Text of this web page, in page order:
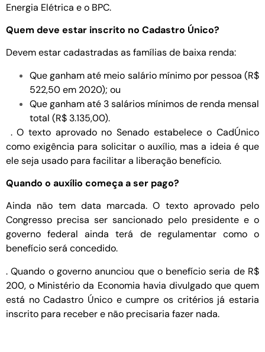
Energia Elétrica e o BPC.
Quem deve estar inscrito no Cadastro Único?
Devem estar cadastradas as famílias de baixa renda:
Que ganham até meio salário mínimo por pessoa (R$
522,50 em 2020); ou
Que ganham até 3 salários mínimos de renda mensal
​tota​l (R$ 3.135,00).
. O texto aprovado no Senado estabelece o CadÚnico
como exigência para solicitar o auxílio, mas a ideia é que
ele seja usado para facilitar a liberação benefício.
Quando o auxílio começa a ser pago?
Ainda não tem data marcada. O texto aprovado pelo
Congresso precisa ser sancionado pelo presidente e o
governo federal ainda terá de regulamentar como o
benefício será concedido.
. Quando o governo anunciou que o benefício seria de R$
200, o Ministério da Economia havia divulgado que quem
está no Cadastro Único e cumpre os critérios já estaria
inscrito para receber e não precisaria fazer nada.